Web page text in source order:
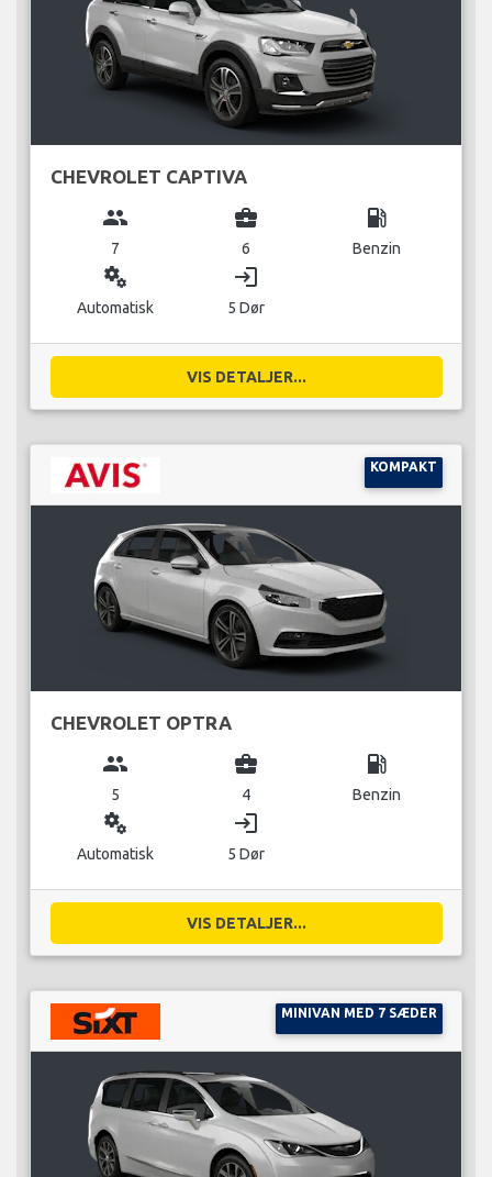
CHEVROLET CAPTIVA
group
7
business_center
6
local_gas_station
Benzin
miscellaneous_services
Automatisk
login
5 Dør
VIS DETALJER...
KOMPAKT
CHEVROLET OPTRA
group
5
business_center
4
local_gas_station
Benzin
miscellaneous_services
Automatisk
login
5 Dør
VIS DETALJER...
MINIVAN MED 7 SÆDER